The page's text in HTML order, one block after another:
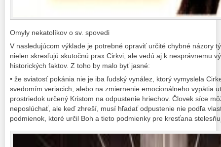
Omyly nekatolíkov o sv. spovedi
V nasledujúcom výklade je potrebné opraviť určité chybné názory
nielen skresľujú skutočnú prax Cirkvi, ale vedú aj k nesprávnemu
historických faktov. Z toho by malo byť jasné:
• že sviatosť pokánia nie je iba ľudský vynález, ktorý vymyslela
svedomím veriacich, alebo na zmiernenie emocionálneho vypätia
prostriedok určený Kristom na odpustenie hriechov. Človek síce
neposlúchať, ale keď zhreší, musí hľadať odpustenie nie podľa
podmienok, ktoré určil Boh a tieto podmienky pre kresťana